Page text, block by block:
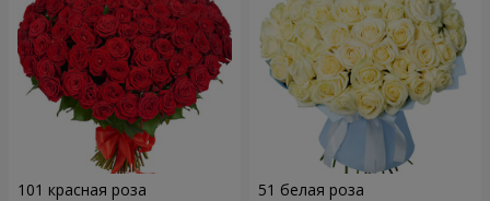
101 красная роза 51 белая роза